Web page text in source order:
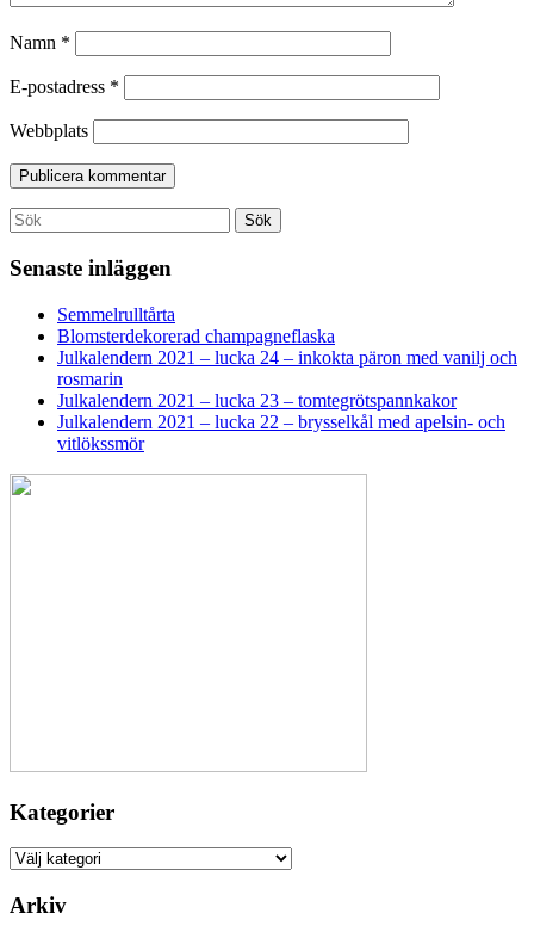
Namn *
E-postadress *
Webbplats
Search
for:
Sök
Senaste inläggen
Semmelrulltårta
Blomsterdekorerad champagneflaska
Julkalendern 2021 – lucka 24 – inkokta päron med vanilj och
rosmarin
Julkalendern 2021 – lucka 23 – tomtegrötspannkakor
Julkalendern 2021 – lucka 22 – brysselkål med apelsin- och
vitlökssmör
Kategorier
Kategorier
Arkiv